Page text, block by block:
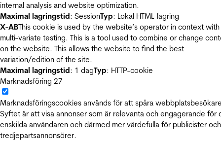
internal analysis and website optimization.
Maximal lagringstid: SessionTyp: Lokal HTML-lagring
X-ABThis cookie is used by the website’s operator in context with
multi-variate testing. This is a tool used to combine or change
on the website. This allows the website to find the best
variation/edition of the site.
Maximal lagringstid: 1 dagTyp: HTTP-cookie
Marknadsföring 27
Marknadsföringscookies används för att spåra
Syftet är att visa annonser som är relevanta och engagerande för
enskilda användaren och därmed mer värdefulla för publicister och
tredjepartsannonsörer.